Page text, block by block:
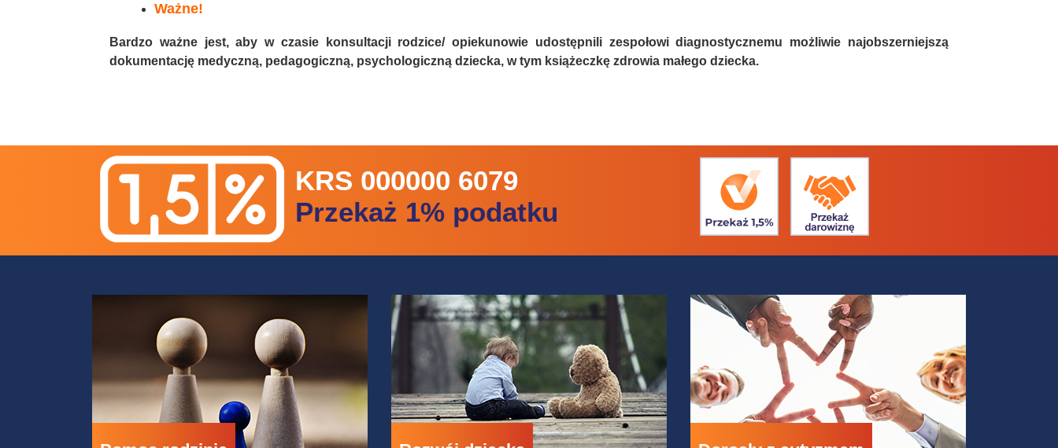
Ważne!
Bardzo ważne jest, aby w czasie konsultacji rodzice/ opiekunowie udostępnili zespołowi diagnostycznemu możliwie najobszerniejszą
dokumentację medyczną, pedagogiczną, psychologiczną dziecka, w tym książeczkę zdrowia małego dziecka.
KRS 000000 6079
Przekaż 1% podatku